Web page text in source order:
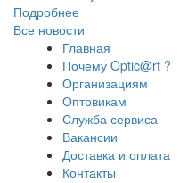
Подробнее
Все новости
Главная
Почему Optic@rt ?
Организациям
Оптовикам
Служба сервиса
Вакансии
Доставка и оплата
Контакты